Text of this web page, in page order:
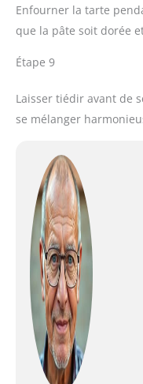
Enfourner la tarte
que la pâte soit dorée
Étape 9
Laisser tiédir avant de
se mélanger